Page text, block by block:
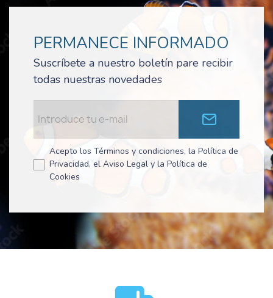
PERMANECE INFORMADO
Suscríbete a nuestro boletín pare recibir
todas nuestras novedades
Acepto los Términos y condiciones, la Política de
Privacidad, el Aviso Legal y la Política de
Cookies